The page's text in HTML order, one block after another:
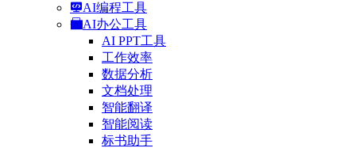
AI编程工具
AI办公工具
AI PPT工具
工作效率
数据分析
文档处理
智能翻译
智能阅读
标书助手